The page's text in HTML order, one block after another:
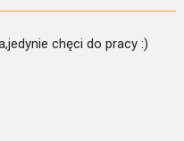
chęci do pracy :)